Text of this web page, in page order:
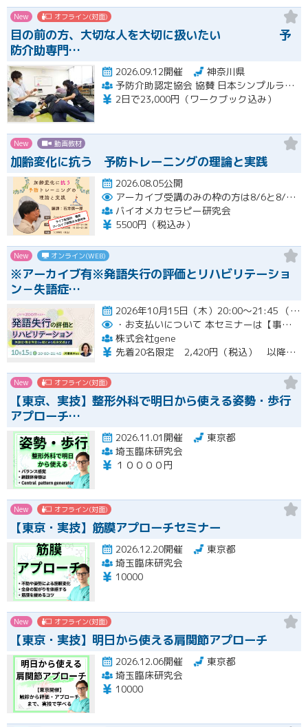
New オフライン(対面)
目の前の方、大切な人を大切に扱いたい 予
防介助専門…
2026.09.12開催
神奈川県
予防介助認定協会 協賛 日本シンプルラーニング協会 楽な動きの学習会
2日で23,000円（ワークブック込み）
New 動画教材
加齢変化に抗う 予防トレーニングの理論と実践
2026.08.05公開
アーカイブ受講のみの枠の方は8/6と8/20におこなわれる配信終了後に視聴URLをお送りします。
バイオメカセラピー研究会
5500円（税込み）
New オンライン(WEB)
※アーカイブ有※発語失行の評価とリハビリテーショ
ン－失語症…
2026年10月15日（木）20:00～21:45 （受付開始時間 19:45）開催
・お支払いについて 本セミナーは【事前支払い（クレジットカード・銀行振込）】です。
株式会社gene
先着20名限定 2,420円（税込） 以降3,000円（税込） ※お支払い方法：クレジットカード・銀行振込 【キャンセルについて】 決済後はいかなる理由でも返金はいたしませんのでご了承ください。 受講料をお支払いいただいた方には、後日アーカイブの視聴URLをお送りいたします。
New オフライン(対面)
【東京、実技】整形外科で明日から使える姿勢・歩行
アプローチ…
2026.11.01開催
東京都
埼玉臨床研究会
１００００円
New オフライン(対面)
【東京・実技】筋膜アプローチセミナー
2026.12.20開催
東京都
埼玉臨床研究会
10000
New オフライン(対面)
【東京・実技】明日から使える肩関節アプローチ
2026.12.06開催
東京都
埼玉臨床研究会
10000